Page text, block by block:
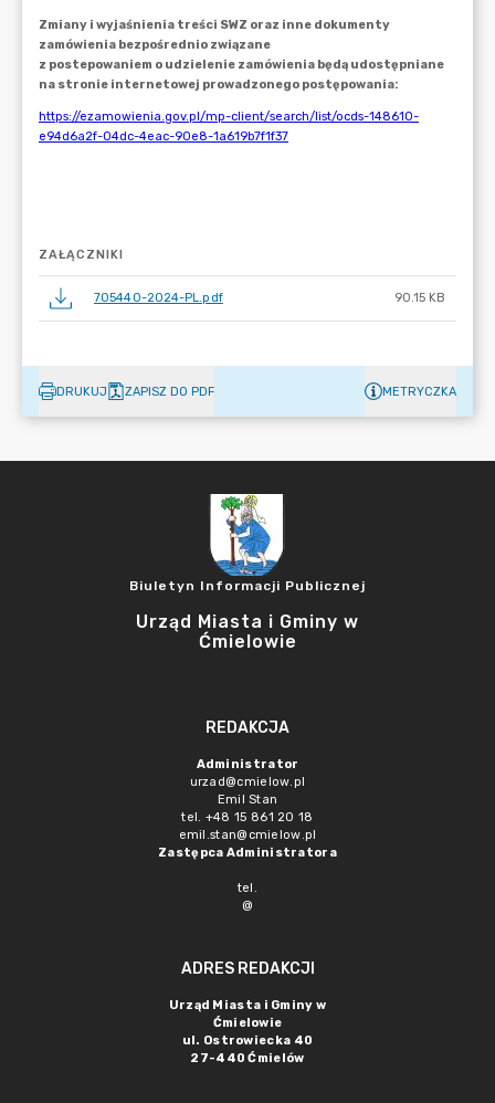
ZAŁĄCZNIKI
705440-2024-PL.pdf 90.15 KB
DRUKUJ ZAPISZ DO PDF METRYCZKA
Biuletyn Informacji Publicznej
Urząd Miasta i Gminy w
Ćmielowie
REDAKCJA
Administrator
urzad@cmielow.pl
Emil Stan
tel. +48 15 861 20 18
emil.stan@cmielow.pl
Zastępca Administratora
tel.
@
ADRES REDAKCJI
Urząd Miasta i Gminy w
Ćmielowie
ul. Ostrowiecka 40
27-440 Ćmielów